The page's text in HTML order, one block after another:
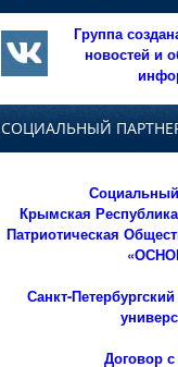
Группа
новостей и
СОЦИАЛЬНЫЙ
Крымская
Патриотическая
Санкт-
Договор